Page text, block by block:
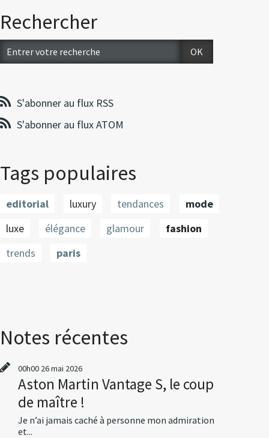
Rechercher
S'abonner au flux RSS
S'abonner au flux ATOM
Tags populaires
editorial luxury tendances
mode
luxe
élégance glamour
fashion
trends
paris
Notes récentes
00h00 26mai 2026
Aston Martin Vantage S, le coup
de maître !
Je n’ai jamais caché à personne mon admiration
et...